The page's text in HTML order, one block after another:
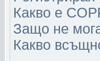
Какво е
Защо не
Какво